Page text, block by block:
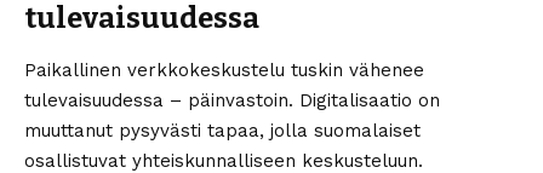
tulevaisuudessa
Paikallinen verkkokeskustelu tuskin vähenee
tulevaisuudessa – päinvastoin. Digitalisaatio on
muuttanut pysyvästi tapaa, jolla suomalaiset
osallistuvat yhteiskunnalliseen keskusteluun.